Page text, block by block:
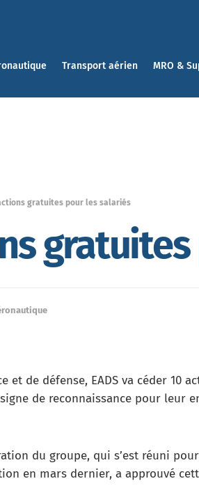
Transport aérien MRO &
actions gratuites pour les salariés
et de défense, EADS va céder 10
de reconnaissance pour leur
du groupe, qui s’est réuni
en mars dernier, a approuvé